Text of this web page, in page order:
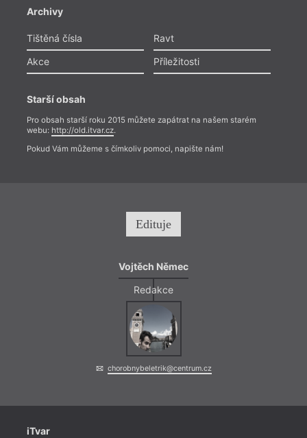
Archivy
Tištěná čísla
Ravt
Akce
Příležitosti
Starší obsah
Pro obsah starší roku 2015 můžete zapátrat na našem starém
webu: http://old.itvar.cz.
Pokud Vám můžeme s čímkoliv pomoci, napište nám!
Edituje
Vojtěch Němec
Redakce
chorobnybeletrik@centrum.cz
iTvar